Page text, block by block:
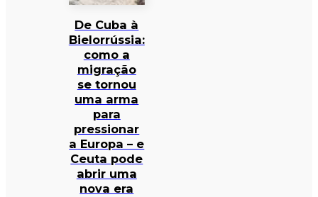
De Cuba à
Bielorrússia:
como a
migração
se tornou
uma arma
para
pressionar
a Europa – e
Ceuta pode
abrir uma
nova era